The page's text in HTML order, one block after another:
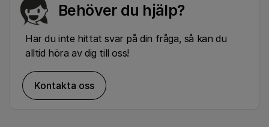
Behöver du hjälp?
Har du inte hittat svar på din fråga, så kan du
alltid höra av dig till oss!
Kontakta oss